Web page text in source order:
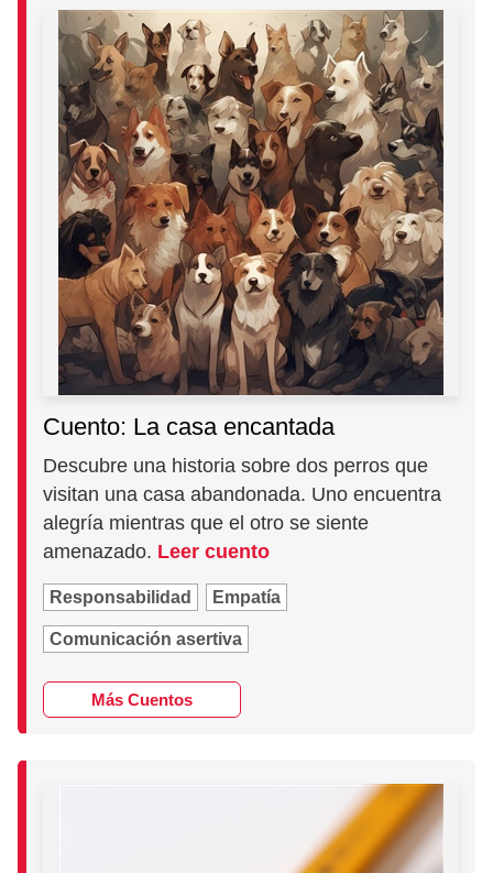
Cuento: La casa encantada
Descubre una historia sobre dos perros que
visitan una casa abandonada. Uno encuentra
alegría mientras que el otro se siente
amenazado. Leer cuento
Responsabilidad Empatía
Comunicación asertiva
Más Cuentos